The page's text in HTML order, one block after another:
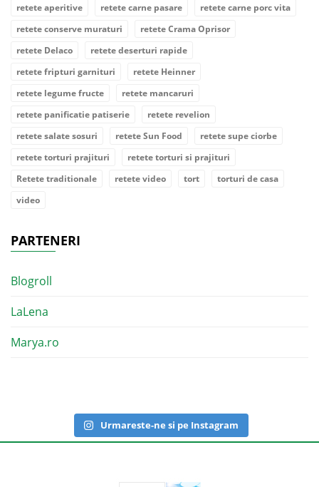
retete aperitive
retete carne pasare
retete carne porc vita
retete conserve muraturi
retete Crama Oprisor
retete Delaco
retete deserturi rapide
retete fripturi garnituri
retete Heinner
retete legume fructe
retete mancaruri
retete panificatie patiserie
retete revelion
retete salate sosuri
retete Sun Food
retete supe ciorbe
retete torturi prajituri
retete torturi si prajituri
Retete traditionale
retete video tort
torturi de casa
video
PARTENERI
Blogroll
LaLena
Marya.ro
Urmareste-ne si pe Instagram